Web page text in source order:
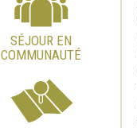
SÉJOUR EN
COMMUNAUTÉ